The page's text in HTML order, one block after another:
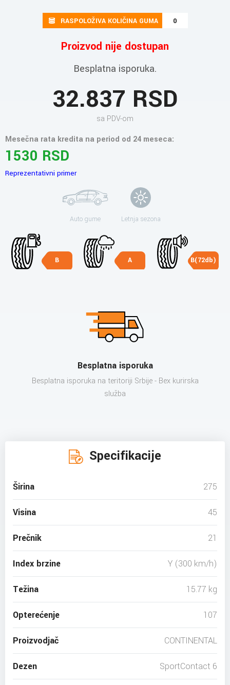
RASPOLOŽIVA KOLIČINA GUMA 0
Proizvod nije dostupan
Besplatna isporuka.
32.837 RSD
sa PDV-om
Mesečna rata kredita na period od 24 meseca:
1530 RSD
Reprezentativni primer
Auto gume Letnja sezona
B A B(72db)
Besplatna isporuka
Besplatna isporuka na teritoriji Srbije - Bex kurirska
služba
Specifikacije
Širina 275
Visina 45
Prečnik 21
Index brzine Y (300 km/h)
Težina 15.77 kg
Opterećenje 107
Proizvodjač CONTINENTAL
Dezen SportContact 6